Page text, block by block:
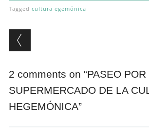
Tagged cultura egemónica
Post navigation
2 comments on “PASEO POR
SUPERMERCADO DE LA
HEGEMÓNICA”